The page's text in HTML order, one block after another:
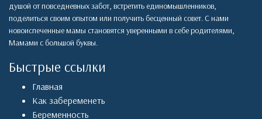
душой от повседневных забот, встретить единомышленников,
поделиться своим опытом или получить бесценный совет. С нами
новоиспеченные мамы становятся уверенными в себе родителями,
Мамами с большой буквы.
Быстрые ссылки
Главная
Как забеременеть
Беременность